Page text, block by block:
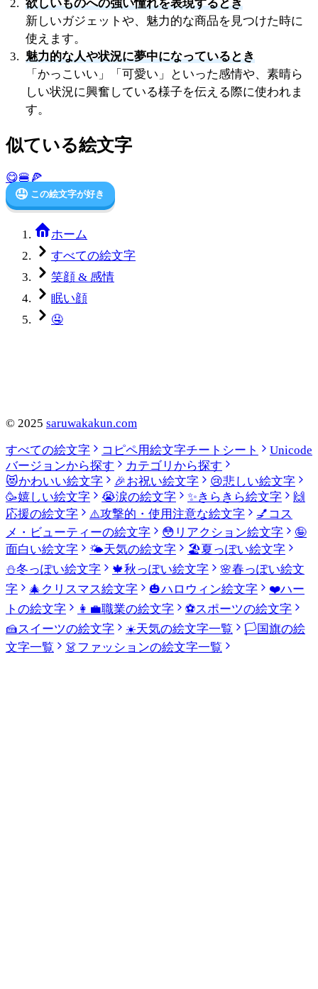
欲しいものへの強い憧れを表現するとき
新しいガジェットや、魅力的な商品を見つけた時に
使えます。
魅力的な人や状況に夢中になっているとき
「かっこいい」「可愛い」といった感情や、素晴ら
しい状況に興奮している様子を伝える際に使われま
す。
似ている絵文字
😋🍔 🍕
🤤 この絵文字が好き
ホーム
すべての絵文字
笑顔 & 感情
眠い顔
🤤
© 2025 saruwakakun.com
すべての絵文字
コピペ用絵文字チートシート
Unicode
バージョンから探す
カテゴリから探す
😻かわいい絵文字 🎉お祝い絵文字 😢悲しい絵文字
🥳嬉しい絵文字 😭涙の絵文字 ✨きらきら絵文字
🙌
応援の絵文字
⚠️攻撃的・使用注意な絵文字 💅 コス
メ・ビューティーの絵文字
😳 リアクション絵文字
🤪
面白い絵文字
🌤️天気の絵文字 🏖️夏っぽい絵文字
⛄冬っぽい絵文字 🍁秋っぽい絵文字 🌸春っぽい絵文
字
🎄 クリスマス絵文字 🎃ハロウィン絵文字 ❤️ハー
トの絵文字
👩‍💼職業の絵文字 ⚽スポーツの絵文字
🍰スイーツの絵文字 ☀️天気の絵文字一覧 🏳️国旗の絵
文字一覧
👗ファッションの絵文字一覧